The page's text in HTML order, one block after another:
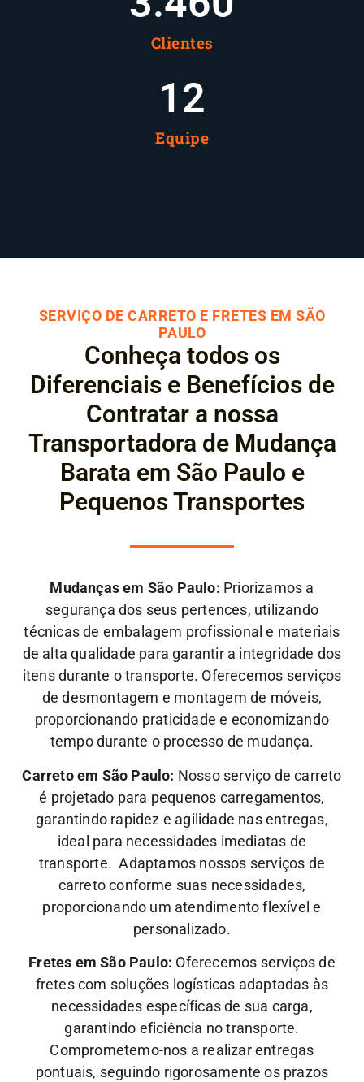
Clientes
Equipe
12
SERVIÇO DE CARRETO E FRETES EM SÃO
PAULO
Conheça todos os
Diferenciais e Benefícios de
Contratar a nossa
Transportadora de Mudança
Barata em São Paulo e
Pequenos Transportes
Mudanças em São Paulo: Priorizamos a
segurança dos seus pertences, utilizando
técnicas de embalagem profissional e materiais
de alta qualidade para garantir a integridade dos
itens durante o transporte. Oferecemos serviços
de desmontagem e montagem de móveis,
proporcionando praticidade e economizando
tempo durante o processo de mudança.
Carreto em São Paulo: Nosso serviço de carreto
é projetado para pequenos carregamentos,
garantindo rapidez e agilidade nas entregas,
ideal para necessidades imediatas de
transporte. Adaptamos nossos serviços de
carreto conforme suas necessidades,
proporcionando um atendimento flexível e
personalizado.
Fretes em São Paulo: Oferecemos serviços de
fretes com soluções logísticas adaptadas às
necessidades específicas de sua carga,
garantindo eficiência no transporte.
Comprometemo-nos a realizar entregas
pontuais, seguindo rigorosamente os prazos